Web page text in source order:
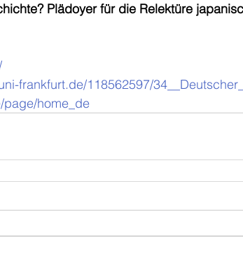
Plädoyer für die Relektüre
frankfurt.de/118562597/
home_de